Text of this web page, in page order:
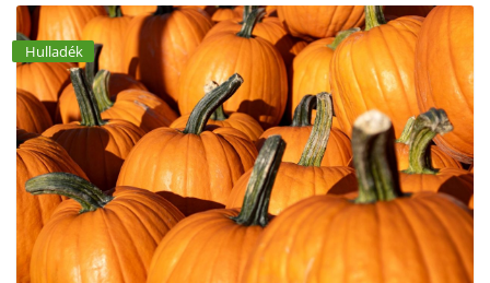
Hulladék